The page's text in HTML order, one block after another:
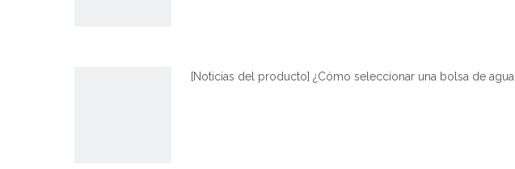
[Noticias del producto] ¿Cómo seleccionar una bolsa de